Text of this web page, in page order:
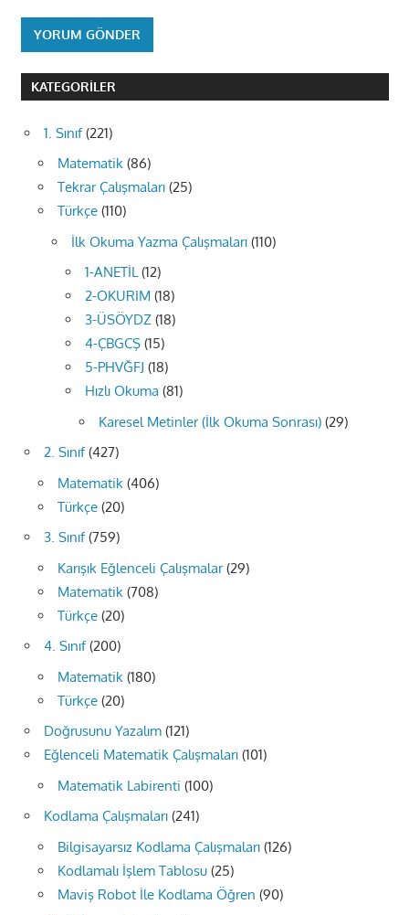
KATEGORILER
1. Sınıf(221)
Matematik (86)
Tekrar Çalışmaları (25)
Türkçe (110)
İlk Okuma Yazma Çalışmaları (110)
1-ANETİL(12)
2-OKURIM (18)
3-ÜSÖYDZ (18)
4-ÇBGCŞ (15)
5-PHVĞFJ (18)
Hızlı Okuma (81)
Karesel Metinler (İlk Okuma Sonrası) (29)
2. Sınıf(427)
Matematik (406)
Türkçe (20)
3. Sınıf(759)
Karışık Eğlenceli Çalışmalar(29)
Matematik (708)
Türkçe (20)
4. Sınıf(200)
Matematik (180)
Türkçe (20)
Doğrusunu Yazalım (121)
Eğlenceli Matematik Çalışmaları (101)
Matematik Labirenti (100)
Kodlama Çalışmaları (241)
Bilgisayarsız Kodlama Çalışmaları (126)
Kodlamalı İşlem Tablosu (25)
Maviş Robot İle Kodlama Öğren (90)